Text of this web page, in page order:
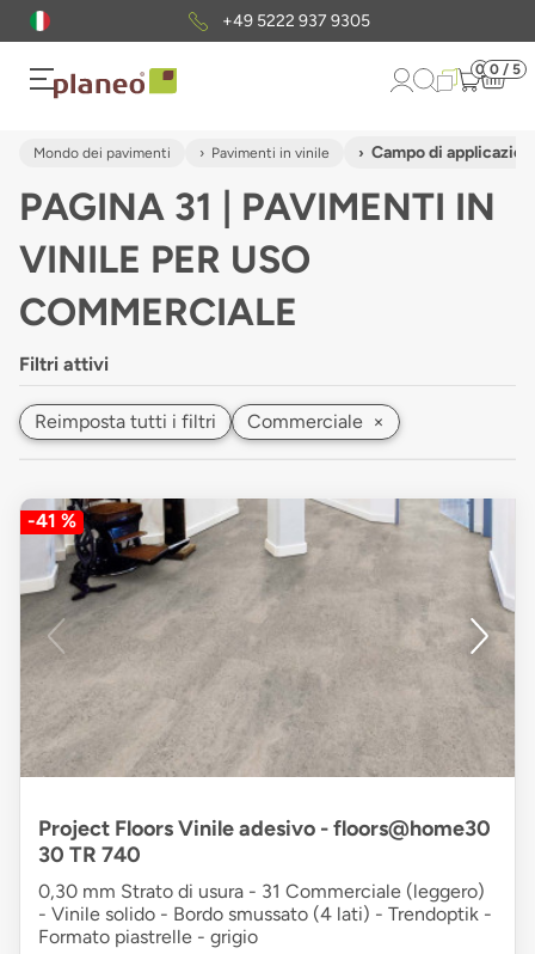
Pacchetto di campionigratuiti
0 0 / 5
Mondo dei pavimenti Pavimenti in vinile Campo di
PAGINA 31 | PAVIMENTI IN
VINILE PER USO
COMMERCIALE
Filtri attivi
Reimposta tutti i filtri Commerciale ×
-41 %
Project Floors Vinile adesivo - floors@home30
30 TR 740
0,30 mm Strato di usura - 31 Commerciale (leggero)
- Vinile solido - Bordo smussato (4 lati) - Trendoptik -
Formato piastrelle - grigio